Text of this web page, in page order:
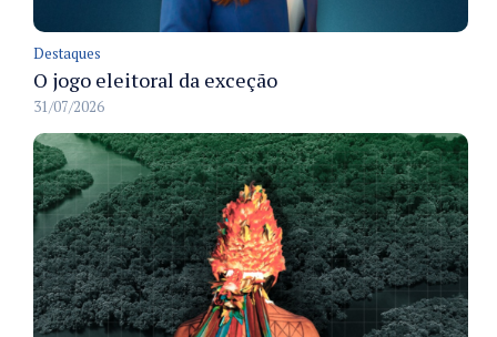
Destaques
O jogo eleitoral da exceção
31/07/2026